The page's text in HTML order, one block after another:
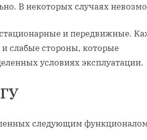
В некоторых случаях
стационарные и передвижные.
слабые стороны, которые
условиях эксплуатации.
следующим